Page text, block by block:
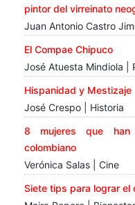
pintor del virreinato
Juan Antonio Castro
El Compae Chipuco
José Atuesta Mindiola |
Hispanidad y Mestizaje
José Crespo | Historia
8 mujeres que han
colombiano
Verónica Salas | Cine
Siete tips para lograr el